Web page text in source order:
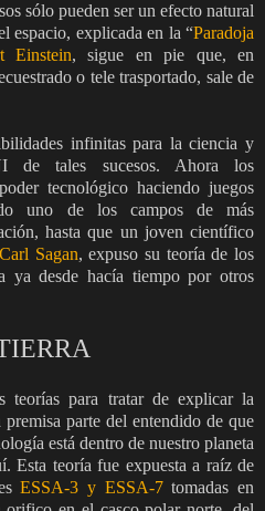
sólo pueden ser un efecto natural
espacio, explicada en la “Paradoja
Einstein, sigue en pie que, en
o tele trasportado, sale de
infinitas para la ciencia y
de tales sucesos. Ahora los
tecnológico haciendo juegos
uno de los campos de más
hasta que un joven científico
Carl Sagan, expuso su teoría de los
ya desde hacía tiempo por otros
teorías para tratar de explicar la
premisa parte del entendido de que
está dentro de nuestro planeta
Esta teoría fue expuesta a raíz de
ESSA-3 y ESSA-7tomadas en